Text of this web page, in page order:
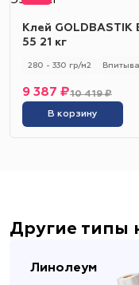
Клей GOLDBASTIK
55 21 кг
280 - 330 гр/м2
10 419 ₽
9 387 ₽
В корзину
Другие типы
Линолеум